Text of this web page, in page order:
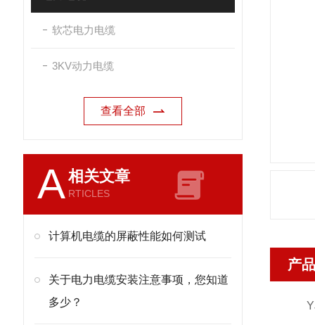
软芯电力电缆
3KV动力电缆
查看全部
A相关文章
RTICLES
计算机电缆的屏蔽性能如何测试
关于电力电缆安装注意事项，您知道
多少？
产